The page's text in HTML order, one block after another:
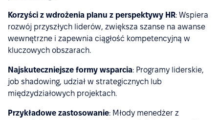
Korzyści z wdrożenia planu z perspektywy HR: Wspiera
rozwój przyszłych liderów, zwiększa szanse na awanse
wewnętrzne i zapewnia ciągłość kompetencyjną w
kluczowych obszarach.
Najskuteczniejsze formy wsparcia: Programy liderskie,
job shadowing, udział w strategicznych lub
międzydziałowych projektach.
Przykładowe zastosowanie: Młody menedżer z